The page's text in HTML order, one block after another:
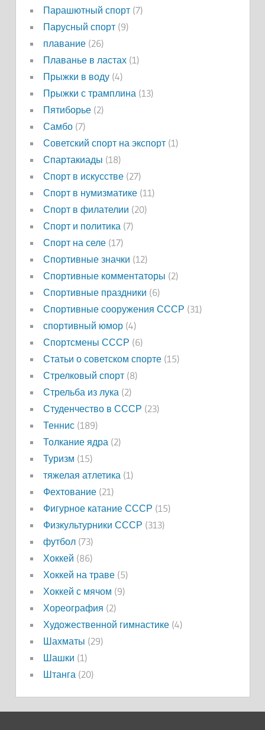
Парашютный спорт(7)
Парусный спорт(9)
плавание(26)
Плаванье в ластах(1)
Прыжки в воду(4)
Прыжки с трамплина (13)
Пятиборье(2)
Самбо(7)
Советский спорт на экспорт(1)
Спартакиады (18)
Спорт в искусстве(27)
Спорт в нумизматике(11)
Спорт в филателии (20)
Спорт и политика (7)
Спорт на селе(17)
Спортивные значки (12)
Спортивные комментаторы (2)
Спортивные праздники (6)
Спортивные сооружения СССР (31)
спортивный юмор(4)
Спортсмены СССР (6)
Статьи о советском спорте(15)
Стрелковый спорт(8)
Стрельба из лука (2)
Студенчество в СССР (23)
Теннис(189)
Толкание ядра (2)
Туризм (15)
тяжелая атлетика (1)
Фехтование(21)
Фигурное катание СССР (15)
Физкультурники СССР (313)
футбол(73)
Хоккей (86)
Хоккей на траве(5)
Хоккей с мячом (9)
Хореография (2)
Художественной гимнастике(4)
Шахматы (29)
Шашки (1)
Штанга (20)